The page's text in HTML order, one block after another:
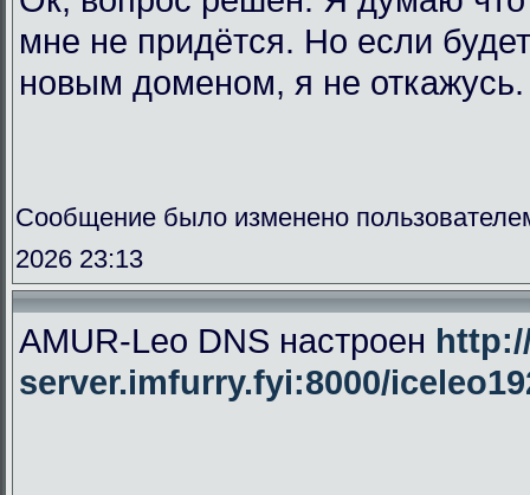
мне не придётся. Но если
новым доменом, я не откажусь.
Сообщение было изменено
2026 23:13
AMUR-Leo DNS настроен
server.imfurry.fyi:8000/